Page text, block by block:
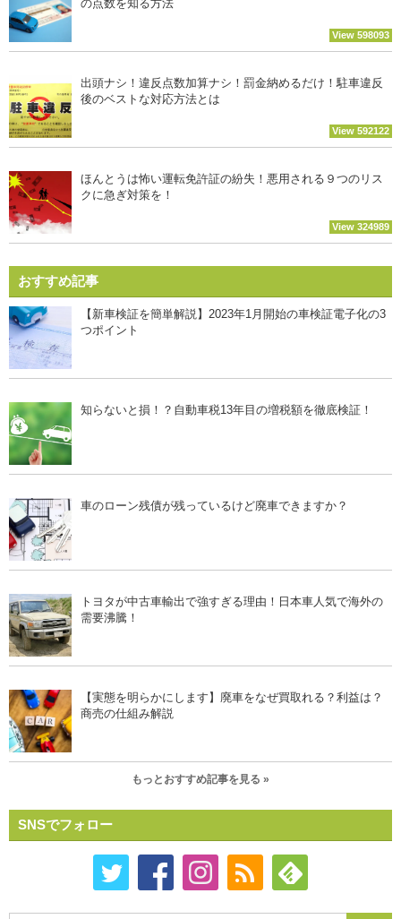
の点数を知る方法
View 598093
出頭ナシ！違反点数加算ナシ！罰金納めるだけ！駐車違反
後のベストな対応方法とは
View 592122
ほんとうは怖い運転免許証の紛失！悪用される９つのリス
クに急ぎ対策を！
View 324989
おすすめ記事
【新車検証を簡単解説】2023年1月開始の車検証電子化の3
つポイント
知らないと損！？自動車税13年目の増税額を徹底検証！
車のローン残債が残っているけど廃車できますか？
トヨタが中古車輸出で強すぎる理由！日本車人気で海外の
需要沸騰！
【実態を明らかにします】廃車をなぜ買取れる？利益は？
商売の仕組み解説
もっとおすすめ記事を見る »
SNSでフォロー